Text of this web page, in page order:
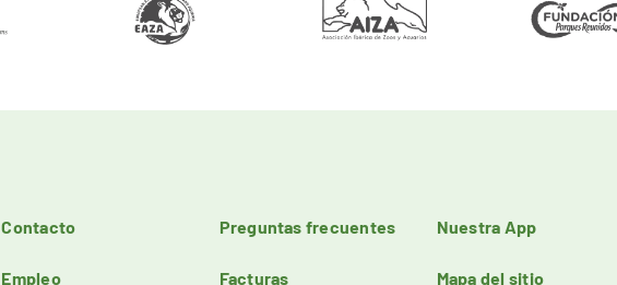
Contacto Preguntas frecuentes Nuestra App
Empleo Facturas Mapa del sitio